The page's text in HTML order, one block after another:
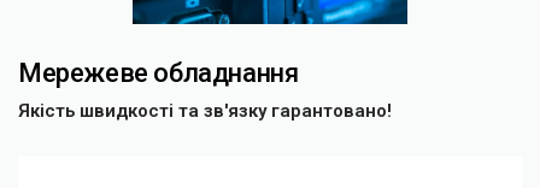
Мережеве обладнання
Якість швидкості та зв'язку гарантовано!